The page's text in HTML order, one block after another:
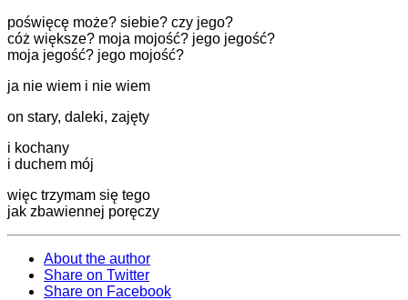
poświęcę może? siebie? czy jego?
cóż większe? moja mojość? jego jegość?
moja jegość? jego mojość?
ja nie wiem i nie wiem
on stary, daleki, zajęty
i kochany
i duchem mój
więc trzymam się tego
jak zbawiennej poręczy
About the author
Share on Twitter
Share on Facebook